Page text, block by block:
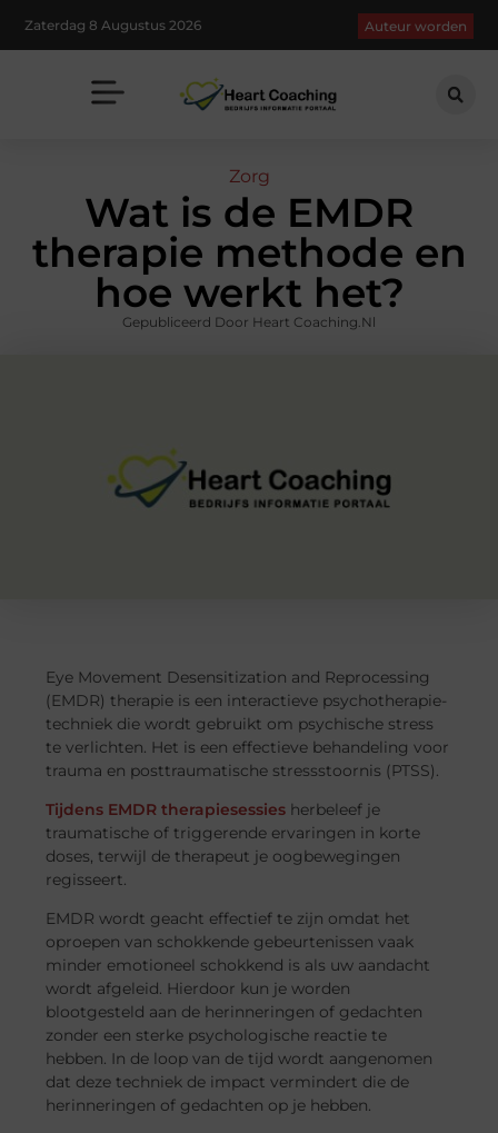
Zaterdag 8 Augustus 2026 Auteur worden
Zorg
Wat is de EMDR
therapie methode en
hoe werkt het?
Gepubliceerd Door Heart Coaching.nl
Eye Movement Desensitization and Reprocessing
(EMDR) therapie is een interactieve psychotherapie-
techniek die wordt gebruikt om psychische stress
te verlichten. Het is een effectieve behandeling voor
trauma en posttraumatische stressstoornis (PTSS).
Tijdens EMDR therapiesessies herbeleef je
traumatische of triggerende ervaringen in korte
doses, terwijl de therapeut je oogbewegingen
regisseert.
EMDR wordt geacht effectief te zijn omdat het
oproepen van schokkende gebeurtenissen vaak
minder emotioneel schokkend is als uw aandacht
wordt afgeleid. Hierdoor kun je worden
blootgesteld aan de herinneringen of gedachten
zonder een sterke psychologische reactie te
hebben. In de loop van de tijd wordt aangenomen
dat deze techniek de impact vermindert die de
herinneringen of gedachten op je hebben.